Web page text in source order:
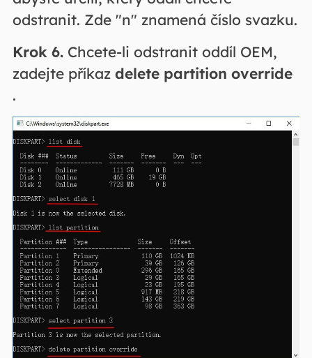
odstranit. Zde "n" znamená číslo svazku.
Krok 6.Chcete-li odstranit oddíl OEM,
zadejte příkaz delete partition override
.